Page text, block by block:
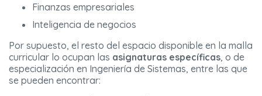
Finanzas empresariales
Inteligencia de negocios
Por supuesto, el resto del espacio disponible en la malla
curricular lo ocupan las asignaturas específicas, o de
especialización en Ingeniería de Sistemas, entre las que
se pueden encontrar: